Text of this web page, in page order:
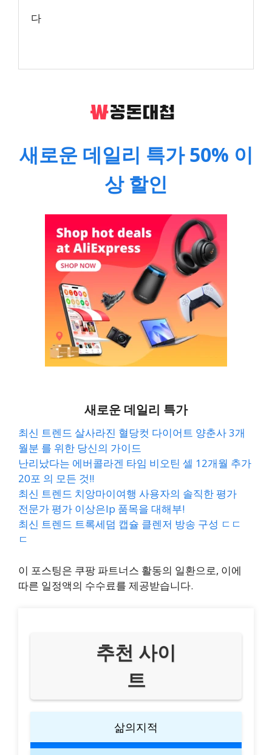
다
새로운 데일리 특가 50% 이
상 할인
새로운 데일리 특가
최신 트렌드 살사라진 혈당컷 다이어트 양춘사 3개
월분 를 위한 당신의 가이드
난리났다는 에버콜라겐 타임 비오틴 셀 12개월 추가
20포 의 모든 것!!
최신 트렌드 치앙마이여행 사용자의 솔직한 평가
전문가 평가 이상은lp 품목을 대해부!
최신 트렌드 트록세덤 캡슐 클렌저 방송 구성 ㄷㄷ
ㄷ
이 포스팅은 쿠팡 파트너스 활동의 일환으로, 이에
따른 일정액의 수수료를 제공받습니다.
추천 사이
트
삶의지적